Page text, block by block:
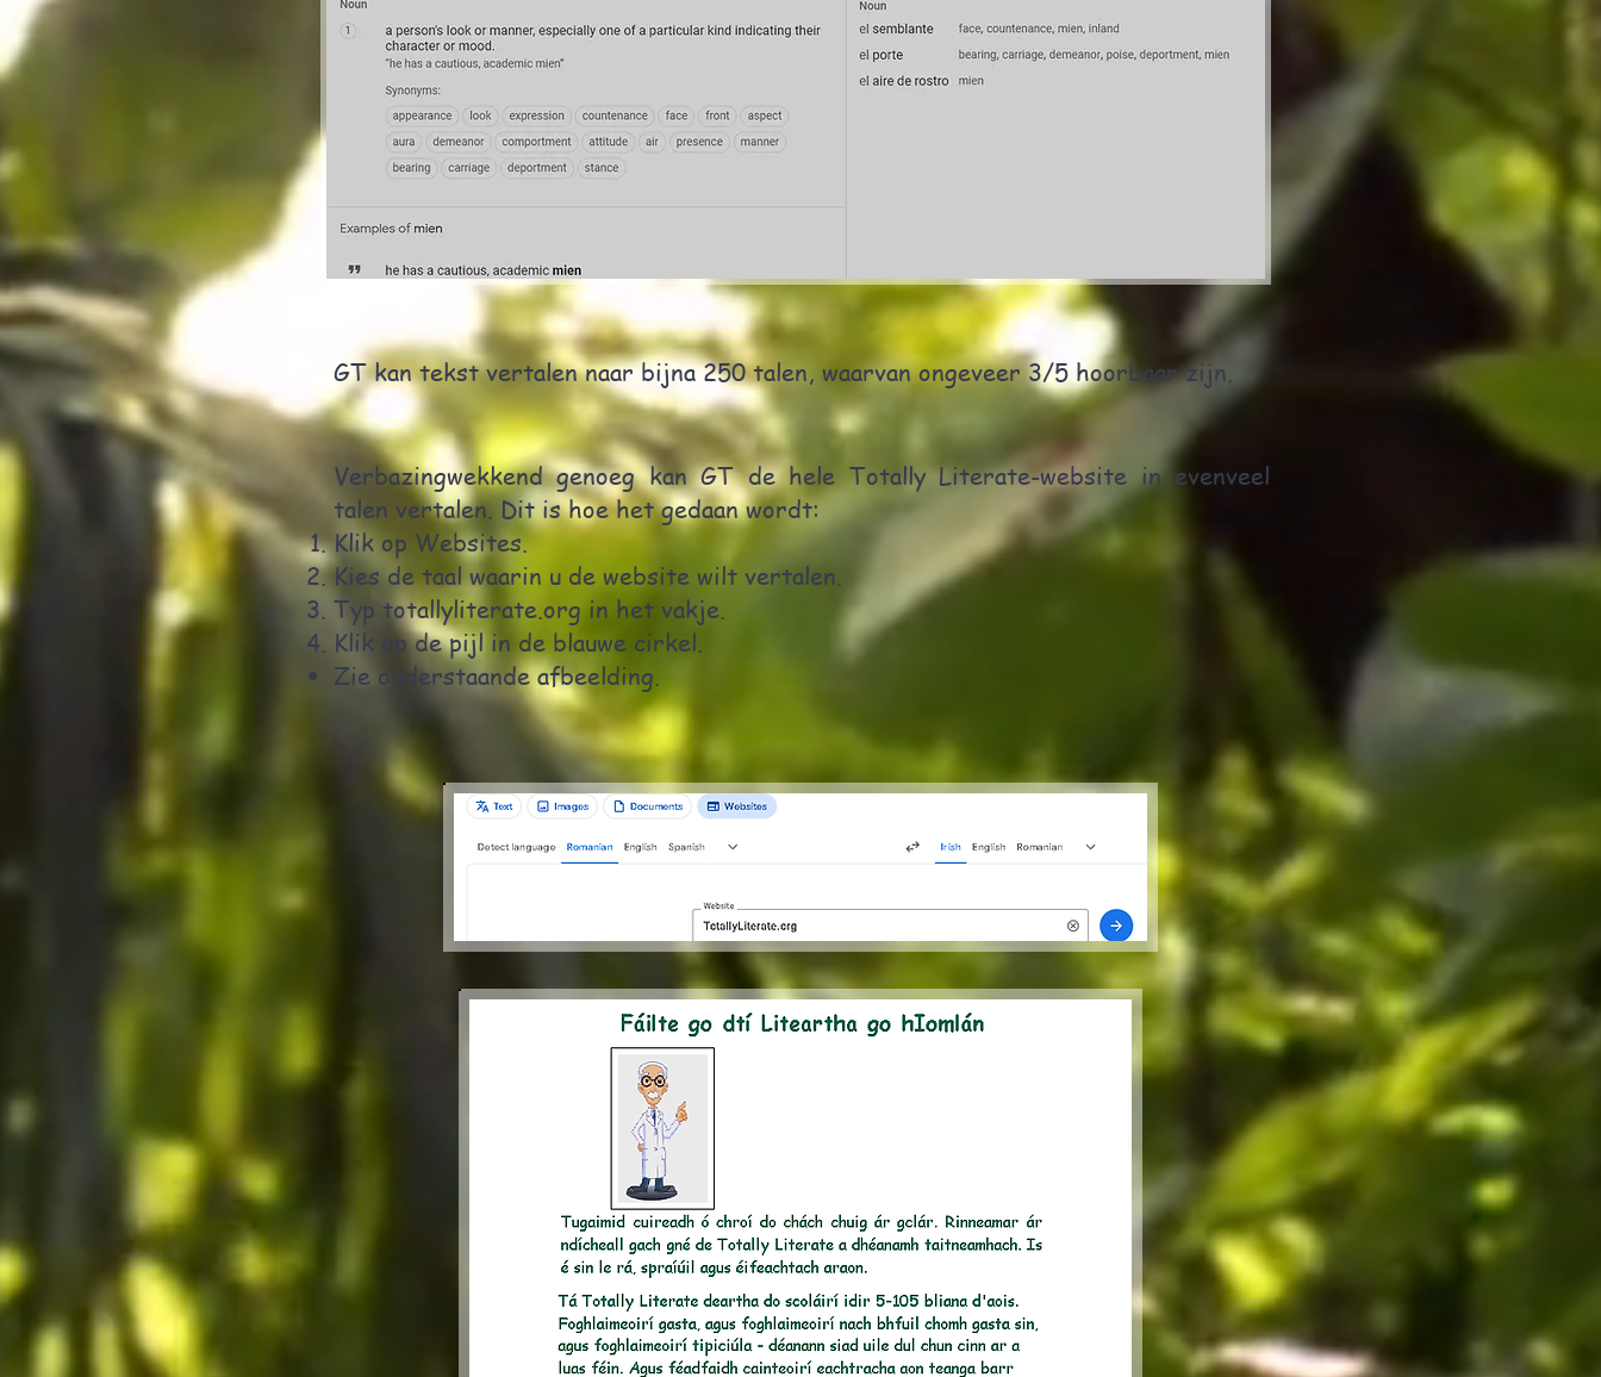
GT kan tekst vertalen naar bijna 250 talen, waarvan ongeveer 3/5 hoorbaar zijn.
Verbazingwekkend genoeg kan GT de hele Totally Literate-website in evenveel
talen vertalen. Dit is hoe het gedaan wordt:
Klik op Websites.
Kies de taal waarin u de website wilt vertalen.
Typ totallyliterate.org in het vakje.
Klik op de pijl in de blauwe cirkel.
Zie onderstaande afbeelding.